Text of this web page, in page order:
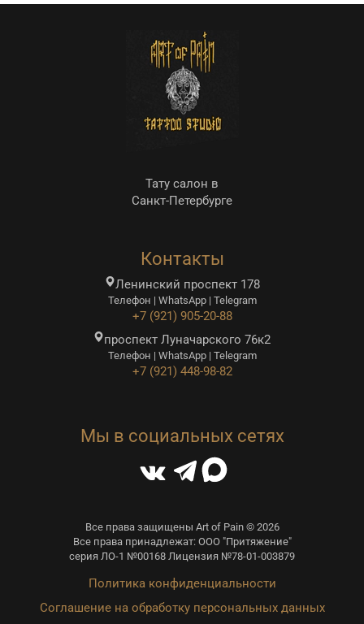
Тату салон в
Санкт-Петербурге
Контакты
Ленинский проспект 178
Телефон | WhatsApp | Telegram
+7 (921) 905-20-88
проспект Луначарского 76к2
Телефон | WhatsApp | Telegram
+7 (921) 448-98-82
Мы в социальных сетях
Все права защищены Art of Pain © 2026
Все права принадлежат: ООО "Притяжение"
серия ЛО-1 №00168 Лицензия №78-01-003879
Политика конфиденциальности
Соглашение на обработку персональных данных